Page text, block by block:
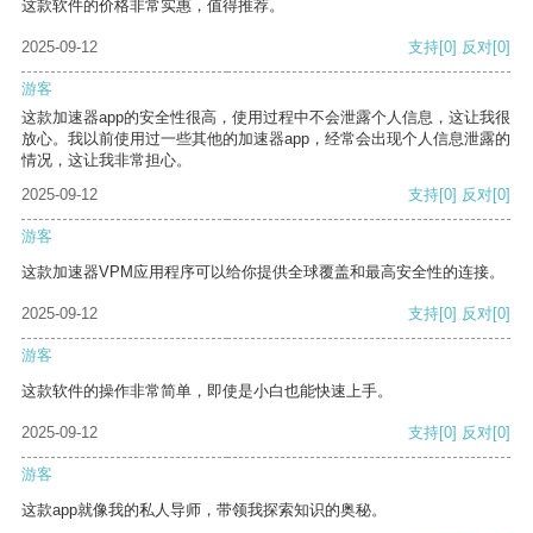
这款软件的价格非常实惠，值得推荐。
2025-09-12 支持[0] 反对[0]
游客
这款加速器app的安全性很高，使用过程中不会泄露个人信息，这让我很
放心。我以前使用过一些其他的加速器app，经常会出现个人信息泄露的
情况，这让我非常担心。
2025-09-12
支持[0] 反对[0]
游客
这款加速器VPM应用程序可以给你提供全球覆盖和最高安全性的连接。
2025-09-12 支持[0] 反对[0]
游客
这款软件的操作非常简单，即使是小白也能快速上手。
2025-09-12 支持[0] 反对[0]
游客
这款app就像我的私人导师，带领我探索知识的奥秘。